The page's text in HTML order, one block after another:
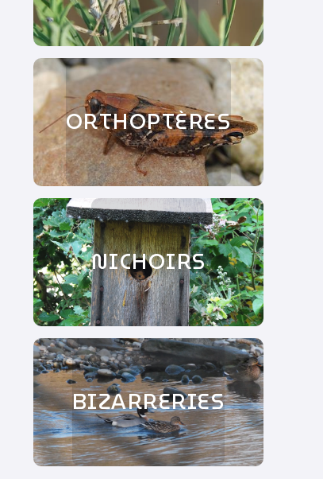
ORTHOPTÈRES
NICHOIRS
BIZARRERIES